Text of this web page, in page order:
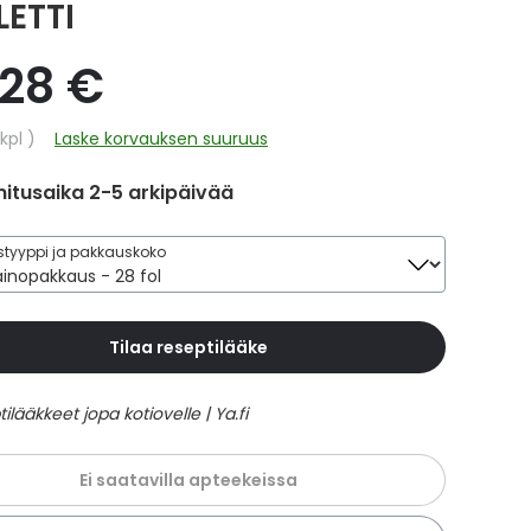
€
Laske korvauksen suuruus
2-5 arkipäivää
ja pakkauskoko
Tilaa reseptilääke
Ei saatavilla apteekeissa